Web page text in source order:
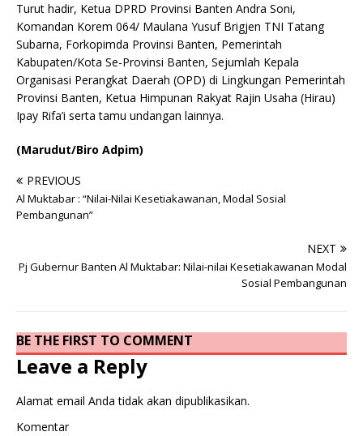
Turut hadir, Ketua DPRD Provinsi Banten Andra Soni,
Komandan Korem 064/ Maulana Yusuf Brigjen TNI Tatang
Subarna, Forkopimda Provinsi Banten, Pemerintah
Kabupaten/Kota Se-Provinsi Banten, Sejumlah Kepala
Organisasi Perangkat Daerah (OPD) di Lingkungan Pemerintah
Provinsi Banten, Ketua Himpunan Rakyat Rajin Usaha (Hirau)
Ipay Rifa’i serta tamu undangan lainnya.
(Marudut/Biro Adpim)
PREVIOUS
Al Muktabar : “Nilai-Nilai Kesetiakawanan, Modal Sosial
Pembangunan”
NEXT
Pj Gubernur Banten Al Muktabar: Nilai-nilai Kesetiakawanan Modal
Sosial Pembangunan
BE THE FIRST TO COMMENT
Leave a Reply
Alamat email Anda tidak akan dipublikasikan.
Komentar